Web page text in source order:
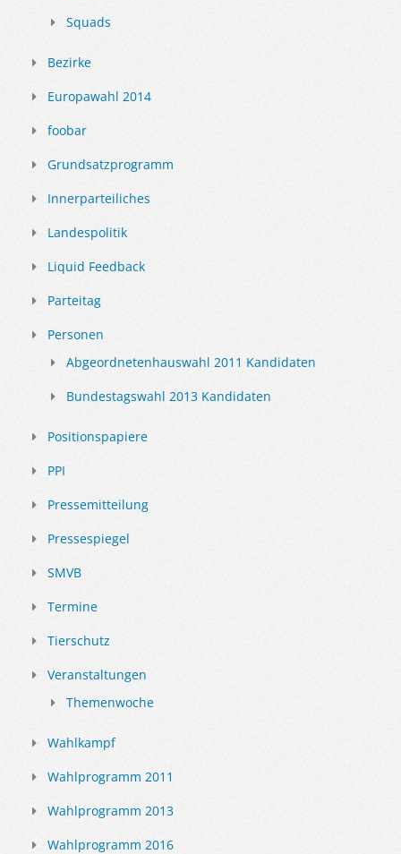
Squads
Bezirke
Europawahl 2014
foobar
Grundsatzprogramm
Innerparteiliches
Landespolitik
Liquid Feedback
Parteitag
Personen
Abgeordnetenhauswahl 2011 Kandidaten
Bundestagswahl 2013 Kandidaten
Positionspapiere
PPI
Pressemitteilung
Pressespiegel
SMVB
Termine
Tierschutz
Veranstaltungen
Themenwoche
Wahlkampf
Wahlprogramm 2011
Wahlprogramm 2013
Wahlprogramm 2016